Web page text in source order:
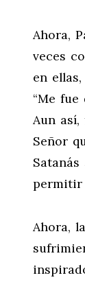
Ahora,
veces
en
“Me
Aun
Señor
permitir
Ahora,